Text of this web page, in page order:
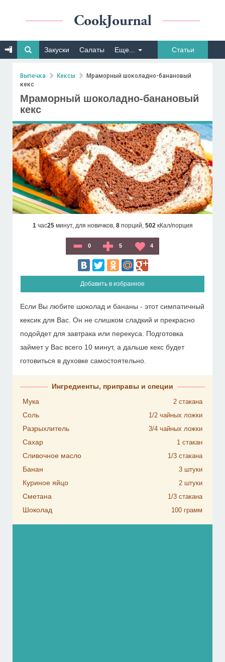
Закуски Салаты Еще... Статьи
Выпечка Кексы
Мраморный шоколадно-банановый
кекс
Мраморный шоколадно-банановый
кекс
1час25минут, для новичков, 8порций, 502кКал/порция
0 5 4
Добавить в избранное
Если Вы любите шоколад и бананы - этот симпатичный
кексик для Вас. Он не слишком сладкий и прекрасно
подойдет для завтрака или перекуса. Подготовка
займет у Вас всего 10 минут, а дальше кекс будет
готовиться в духовке самостоятельно.
Ингредиенты, приправы и специи
Мука
2 стакана
Соль 1/2 чайных ложки
Разрыхлитель 3/4 чайных ложки
Сахар 1 стакан
Сливочное масло 1/3 стакана
Банан 3 штуки
Куриное яйцо 2 штуки
Сметана 1/3 стакана
Шоколад 100 грамм